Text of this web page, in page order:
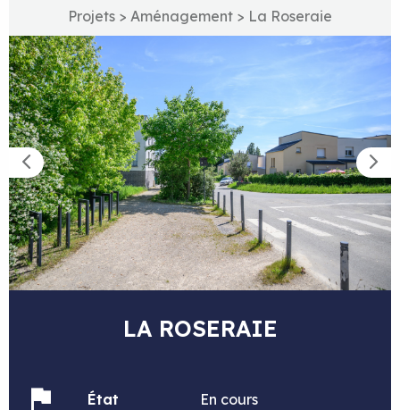
Projets > Aménagement > La Roseraie
LA ROSERAIE
État En cours